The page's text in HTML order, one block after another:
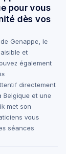
pour vous
dès vos
Genappe, le
et
également
directement
Belgique et une
met son
vous
séances